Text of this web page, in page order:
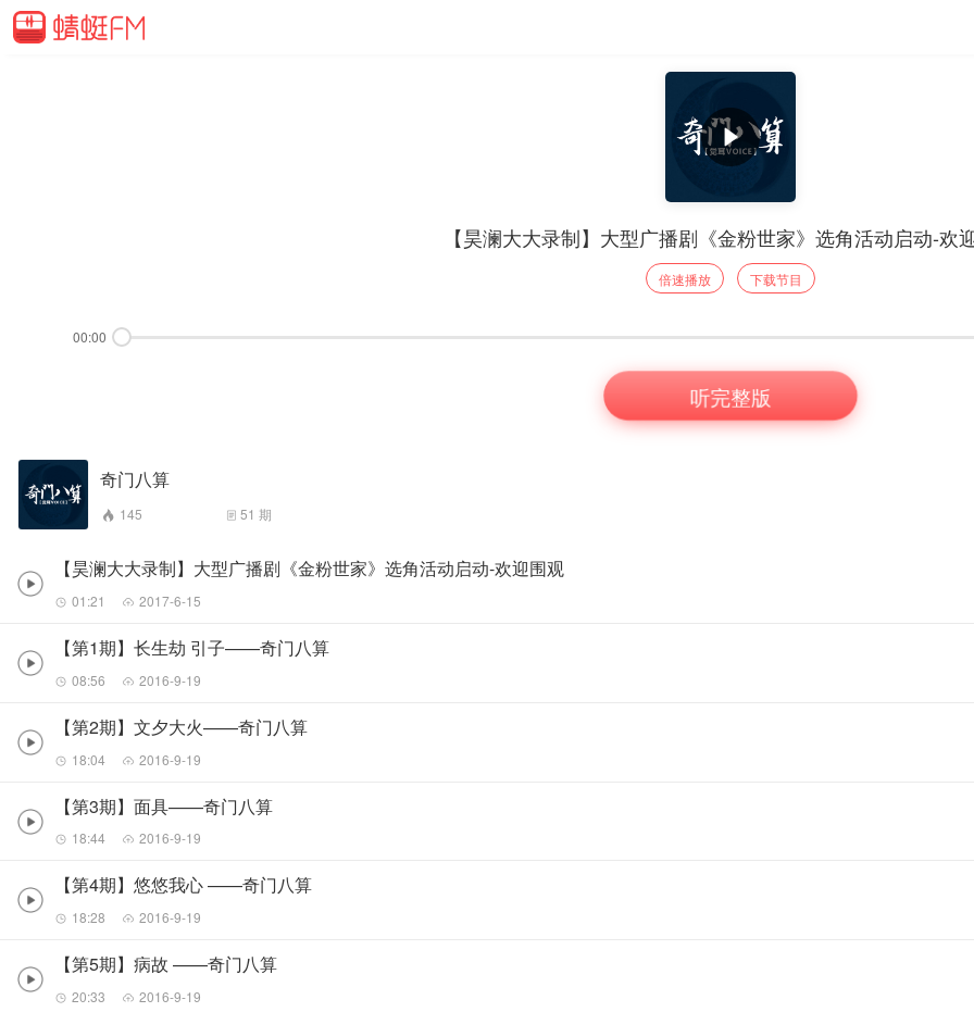
【昊澜大大录制】大型广播剧《金粉世家》选角活动启动-欢
倍速播放 下载节目
00:00
听完整版
奇门八算
145 51 期
【昊澜大大录制】大型广播剧《金粉世家》选角活动启动-欢迎围观
01:21 2017-6-15
【第1期】长生劫 引子——奇门八算
08:56 2016-9-19
【第2期】文夕大火——奇门八算
18:04 2016-9-19
【第3期】面具——奇门八算
18:44 2016-9-19
【第4期】悠悠我心 ——奇门八算
18:28 2016-9-19
【第5期】病故 ——奇门八算
20:33 2016-9-19